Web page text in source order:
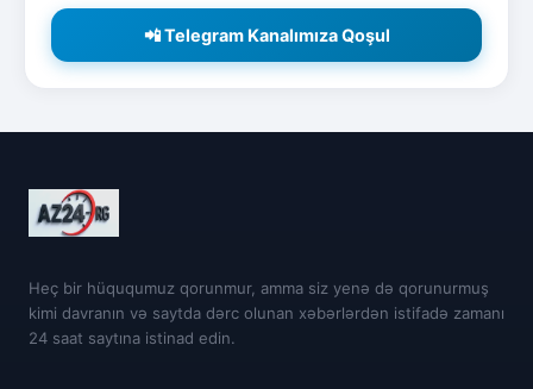
📲 Telegram Kanalımıza Qoşul
Heç bir hüququmuz qorunmur, amma siz yenə də qorunurmuş
kimi davranın və saytda dərc olunan xəbərlərdən istifadə zamanı
24 saat saytına istinad edin.